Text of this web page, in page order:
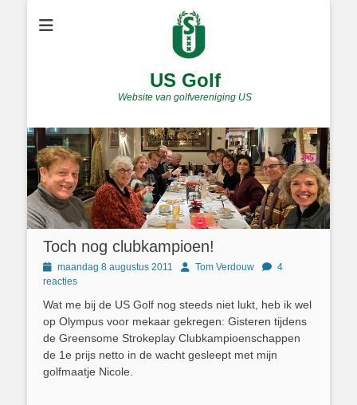
US Golf
Website van golfvereniging US
Toch nog clubkampioen!
Geplaatst
op
maandag 8 augustus 2011 AuthorTom Verdouw
4
reacties
Wat me bij de US Golf nog steeds niet lukt, heb ik wel
op Olympus voor mekaar gekregen: Gisteren tijdens
de Greensome Strokeplay Clubkampioenschappen
de 1e prijs netto in de wacht gesleept met mijn
golfmaatje Nicole.